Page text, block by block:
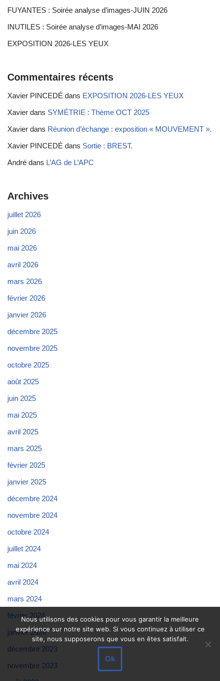
FUYANTES : Soirée analyse d’images-JUIN 2026
INUTILES : Soirée analyse d’images-MAI 2026
EXPOSITION 2026-LES YEUX
Commentaires récents
Xavier PINCEDÉ dans EXPOSITION 2026-LES YEUX
Xavier dans SYMÉTRIE : Thème OCT 2025
Xavier dans Réunion d’échange : exposition « MOUVEMENT ».
Xavier PINCEDÉ dans Sortie : BREST.
André dans L’AG de L’APC
Archives
juillet 2026
juin 2026
mai 2026
avril 2026
mars 2026
février 2026
janvier 2026
décembre 2025
novembre 2025
octobre 2025
août 2025
juin 2025
mai 2025
avril 2025
mars 2025
février 2025
janvier 2025
décembre 2024
novembre 2024
octobre 2024
juillet 2024
mai 2024
avril 2024
mars 2024
février 2024
janvier 2024
décembre 2023
novembre 2023
Nous utilisons des cookies pour vous garantir la meilleure
expérience sur notre site web. Si vous continuez à utiliser ce
site, nous supposerons que vous en êtes satisfait.
Ok